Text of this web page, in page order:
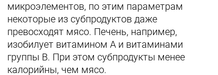
микроэлементов, по этим параметрам
некоторые из субпродуктов даже
превосходят мясо. Печень, например,
изобилует витамином А и витаминами
группы В. При этом субпродукты менее
калорийны, чем мясо.